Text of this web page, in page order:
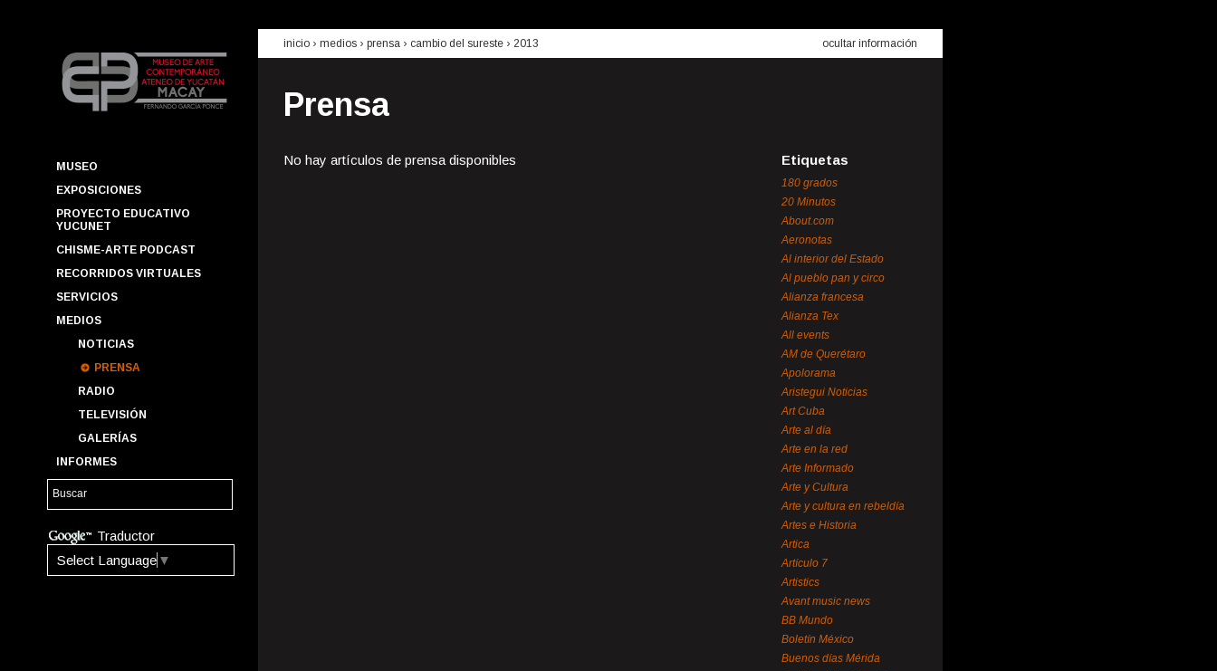
MUSEO
EXPOSICIONES
PROYECTO EDUCATIVO
YUCUNET
CHISME-ARTE PODCAST
RECORRIDOS VIRTUALES
SERVICIOS
MEDIOS
NOTICIAS
PRENSA
RADIO
TELEVISIÓN
GALERÍAS
INFORMES
Traductor
Select Language ▼
inicio › medios › prensa › cambio del sureste › 2013 ocultar información
Prensa
No hay artículos de prensa disponibles Etiquetas
180 grados
20 Minutos
About.com
Aeronotas
Al interior del Estado
Al pueblo pan y circo
Alianza francesa
Alianza Tex
All events
AM de Querétaro
Apolorama
Aristegui Noticias
Art Cuba
Arte al día
Arte en la red
Arte Informado
Arte y Cultura
Arte y cultura en rebeldía
Artes e Historia
Artica
Artículo 7
Artistics
Avant music news
BB Mundo
Boletín México
Buenos días Mérida